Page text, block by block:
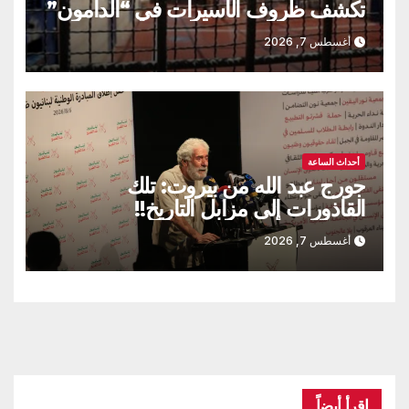
تكشف ظروف الأسيرات في “الدامون”
أغسطس 7, 2026
أحداث الساعة
جورج عبد الله من بيروت: تلك
القاذورات إلى مزابل التاريخ!!
أغسطس 7, 2026